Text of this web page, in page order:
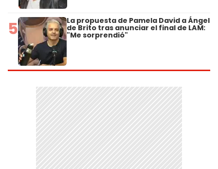
5 La propuesta de Pamela David a Ángel
de Brito tras anunciar el final de LAM:
"Me sorprendió"